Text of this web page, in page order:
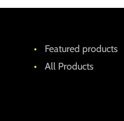
Featured products
All Products